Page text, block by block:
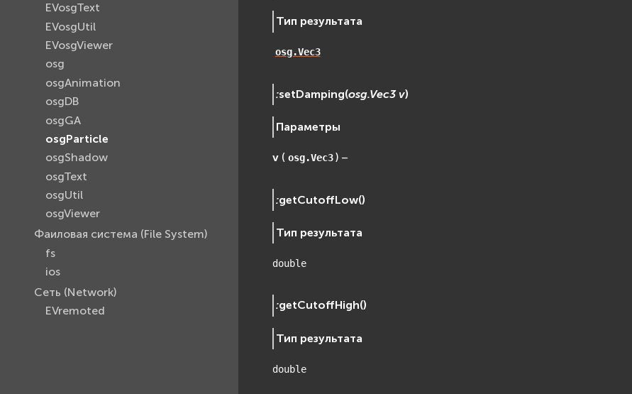
EVosgText
EVosgUtil
EVosgViewer
osg
osgAnimation
osgDB
osgGA
osgParticle
osgShadow
osgText
osgUtil
osgViewer
Фаиловая система (File System)
fs
ios
Сеть (Network)
EVremoted
Тип результата
osg.Vec3
:setDamping(osg.Vec3 v)
Параметры
v ( osg.Vec3 ) –
:getCutoffLow()
Тип результата
double
:getCutoffHigh()
Тип результата
double